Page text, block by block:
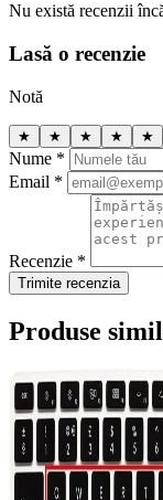
Nu există recenzii
Lasă o recenzie
Notă
★ ★ ★ ★ ★
Nume *
Email *
Recenzie *
Trimite recenzia
Produse